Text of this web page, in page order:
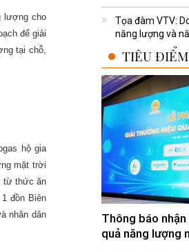
lượng cho
để giải
tại chỗ,
hộ gia
mặt trời
từ thức ăn
đồn Biên
nhân dân
Tọa đàm VTV:
năng lượng và
TIÊU ĐIỂM
Thông báo
quả năng lượng